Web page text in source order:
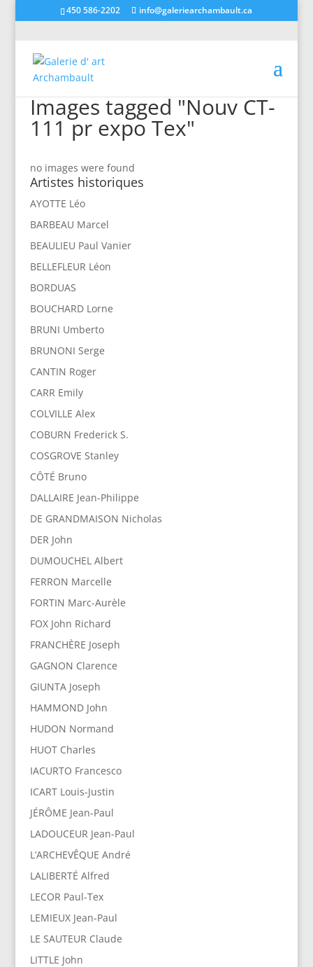
450 586-2202 info@galeriearchambault.ca
Images tagged "Nouv CT-
111 pr expo Tex"
no images were found
Artistes historiques
AYOTTE Léo
BARBEAU Marcel
BEAULIEU Paul Vanier
BELLEFLEUR Léon
BORDUAS
BOUCHARD Lorne
BRUNI Umberto
BRUNONI Serge
CANTIN Roger
CARR Emily
COLVILLE Alex
COBURN Frederick S.
COSGROVE Stanley
CÔTÉ Bruno
DALLAIRE Jean-Philippe
DE GRANDMAISON Nicholas
DER John
DUMOUCHEL Albert
FERRON Marcelle
FORTIN Marc-Aurèle
FOX John Richard
FRANCHÈRE Joseph
GAGNON Clarence
GIUNTA Joseph
HAMMOND John
HUDON Normand
HUOT Charles
IACURTO Francesco
ICART Louis-Justin
JÉRÔME Jean-Paul
LADOUCEUR Jean-Paul
L’ARCHEVÊQUE André
LALIBERTÉ Alfred
LECOR Paul-Tex
LEMIEUX Jean-Paul
LE SAUTEUR Claude
LITTLE John